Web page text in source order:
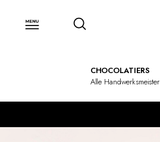
CHOCOLATIERS
Alle Handwerksmeister